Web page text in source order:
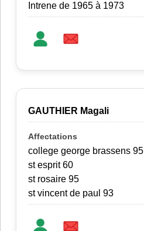
Intrene de 1965 à 1973
GAUTHIER Magali
college george brassens 95
st esprit 60
st rosaire 95
st vincent de paul 93